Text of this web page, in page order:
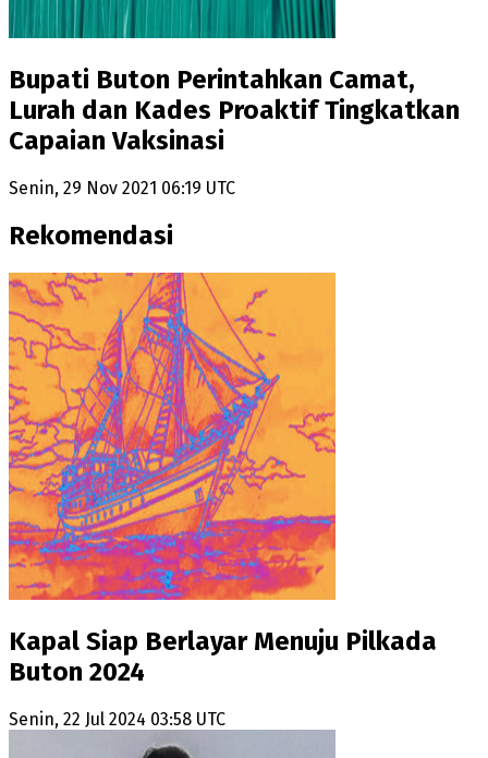
Bupati Buton Perintahkan Camat,
Lurah dan Kades Proaktif Tingkatkan
Capaian Vaksinasi
Senin, 29 Nov 2021 06:19 UTC
Rekomendasi
Kapal Siap Berlayar Menuju Pilkada
Buton 2024
Senin, 22 Jul 2024 03:58 UTC